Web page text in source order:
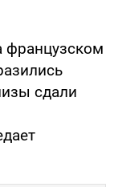
французском
сдали